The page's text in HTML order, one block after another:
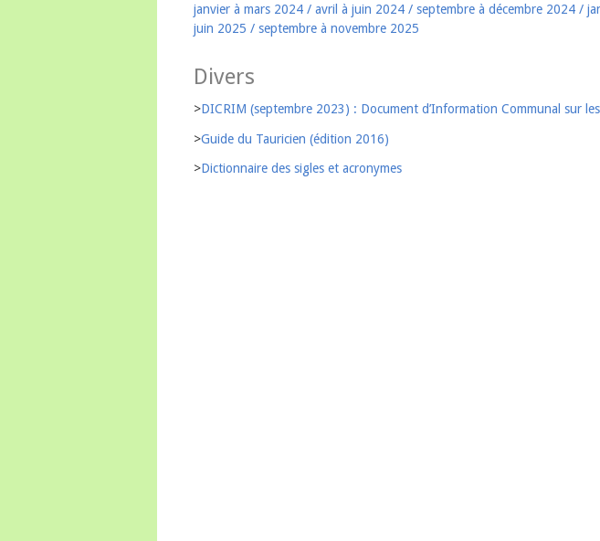
janvier à mars 2024 / avril à juin 2024 / septembre à décembre 2024 /
juin 2025 / septembre à novembre 2025
Divers
>DICRIM (septembre 2023) : Document d’Information Communal sur
>Guide du Tauricien (édition 2016)
>Dictionnaire des sigles et acronymes